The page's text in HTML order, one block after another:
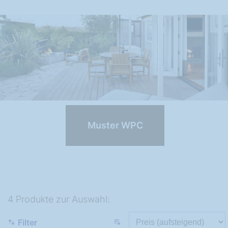
Muster WPC
4 Produkte zur Auswahl:
Filter